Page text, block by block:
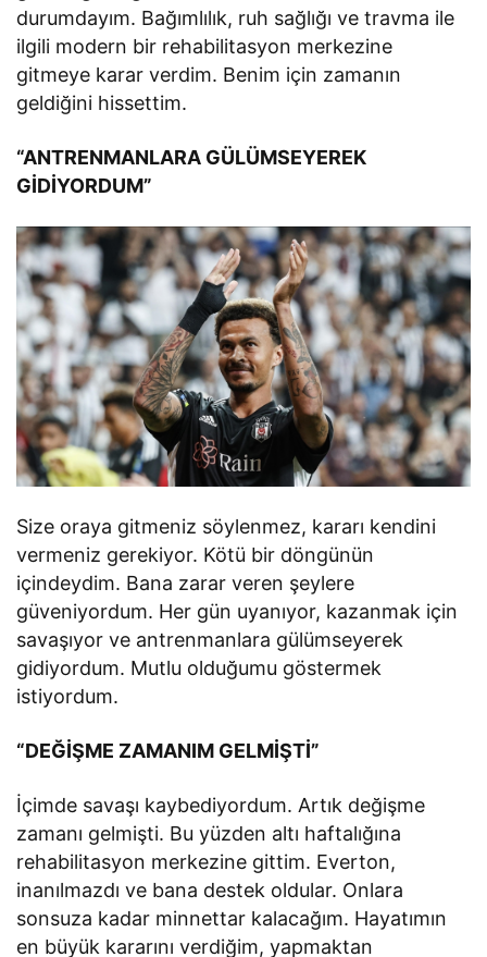
durumdayım. Bağımlılık, ruh sağlığı ve travma ile
ilgili modern bir rehabilitasyon merkezine
gitmeye karar verdim. Benim için zamanın
geldiğini hissettim.
“ANTRENMANLARA GÜLÜMSEYEREK
GİDİYORDUM”
Size oraya gitmeniz söylenmez, kararı kendini
vermeniz gerekiyor. Kötü bir döngünün
içindeydim. Bana zarar veren şeylere
güveniyordum. Her gün uyanıyor, kazanmak için
savaşıyor ve antrenmanlara gülümseyerek
gidiyordum. Mutlu olduğumu göstermek
istiyordum.
“DEĞİŞME ZAMANIM GELMİŞTİ”
İçimde savaşı kaybediyordum. Artık değişme
zamanı gelmişti. Bu yüzden altı haftalığına
rehabilitasyon merkezine gittim. Everton,
inanılmazdı ve bana destek oldular. Onlara
sonsuza kadar minnettar kalacağım. Hayatımın
en büyük kararını verdiğim, yapmaktan